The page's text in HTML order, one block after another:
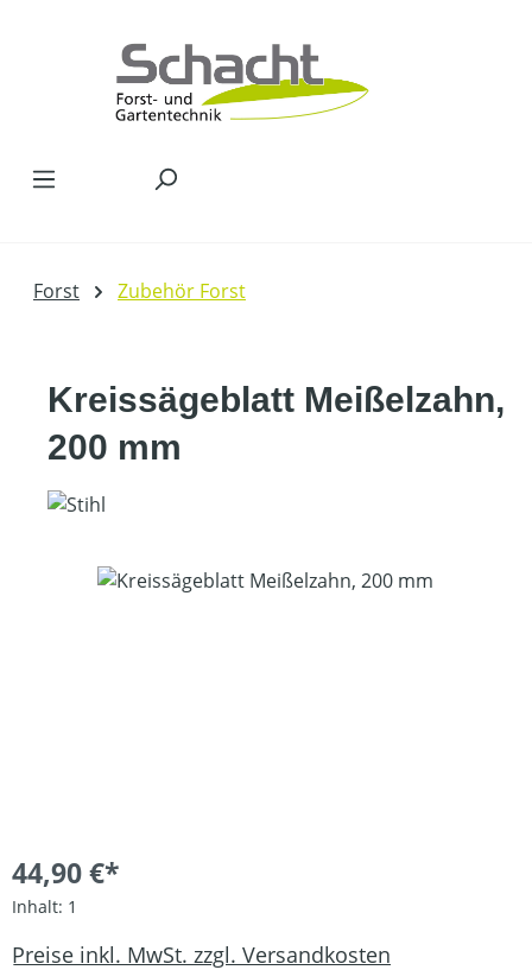
Forst Zubehör Forst
Kreissägeblatt Meißelzahn,
200 mm
Bildergalerie überspringen
44,90 €*
Inhalt: 1
Preise inkl. MwSt. zzgl. Versandkosten